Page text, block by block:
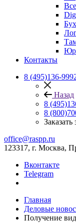
Контакты
8 (495)136-
Назад
8
8
Заказать
office@raspp.ru
123317, г. Москва,
Вконтакте
Telegram
Главная
Деловые
Получение